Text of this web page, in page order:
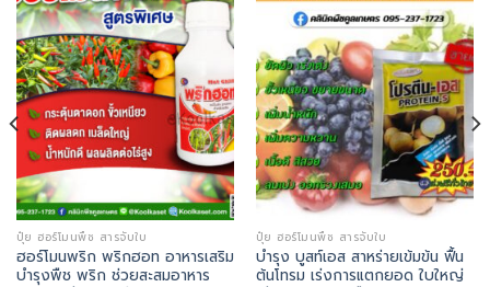
ปุ๋ย ฮอร์โมนพืช สารจับใบ
ฮอร์โมนพริก พริกฮอท อาหารเสริม
บำรุงพืช พริก ช่วยสะสมอาหาร
ปุ๋ย ฮอร์โมนพืช สารจับใบ
บำรุง บูสท์เอส สาหร่ายเข้มข้น ฟื้น
ต้นโทรม เร่งการแตกยอด ใบใหญ่